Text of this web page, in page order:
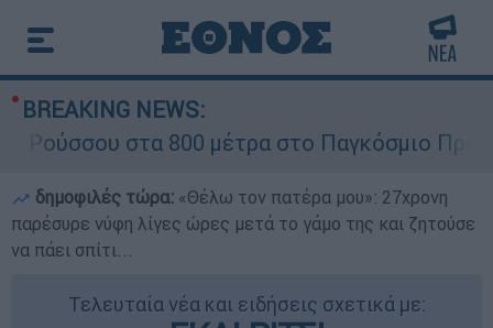
BREAKING NEWS:
στα 800 μέτρα στο Παγκόσμιο Πρωτάθλημα
δημοφιλές τώρα: «Θέλω τον πατέρα μου»: 27χρονη
παρέσυρε νύφη λίγες ώρες μετά το γάμο της και ζητούσε
να πάει σπίτι...
Τελευταία νέα και ειδήσεις σχετικά με: